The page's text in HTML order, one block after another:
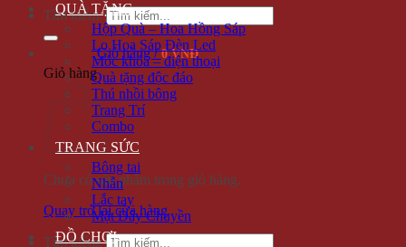
Tìm kiếm:
Giỏ hàng /0 VNĐ
Giỏ hàng
Chưa có sản phẩm trong giỏ hàng.
Quay trở lại cửa hàng
Tìm kiếm:
QUÀ TẶNG
Hộp Quà – Hoa Hồng Sáp
Lọ Hoa Sáp Đèn Led
Móc khóa – điện thoại
Quà tặng độc đáo
Thú nhồi bông
Trang Trí
Combo
TRANG SỨC
Bông tai
Nhẫn
Lắc tay
Mặt Dây Chuyền
ĐỒ CHƠI